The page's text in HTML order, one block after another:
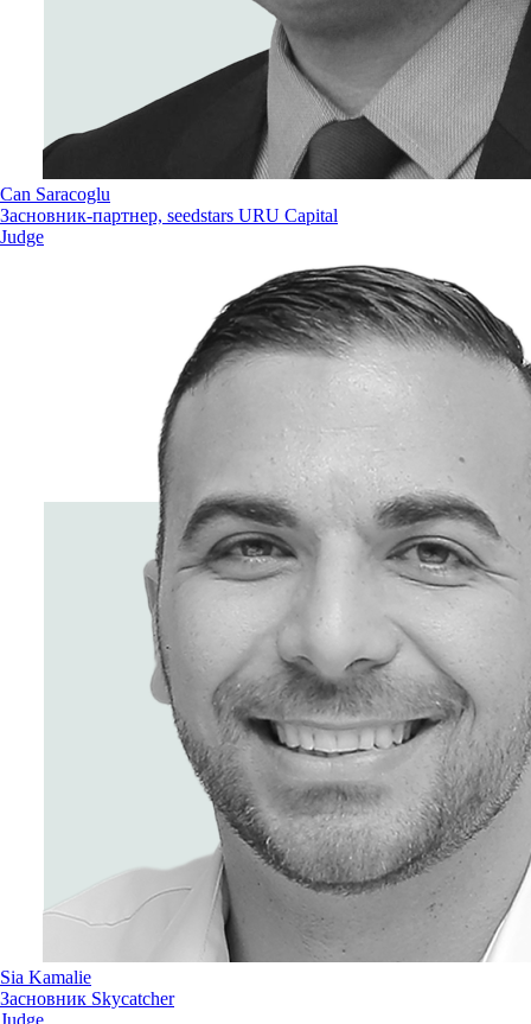
Can Saracoglu
Засновник-партнер, seedstars URU Capital
Judge
Sia Kamalie
Засновник Skycatcher
Judge